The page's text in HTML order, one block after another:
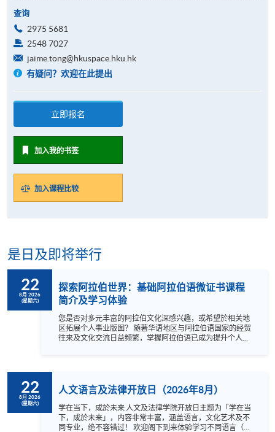
查询
2975 5681
2548 7027
jaime.tong@hkuspace.hku.hk
有疑问？欢迎在此提出
立即报名
加入我的书签
加入课程比较
是日及即将举行
22
8月 2026
(星期六)
探索阿拉伯世界：基础阿拉伯语微证书课程
简介及学习体验
您是否对多元丰富的阿拉伯文化深感兴趣，或希望於相关地
区拓展个人事业版图？ 随著华语地区与阿拉伯语国家的经贸
往来及文化交流日益频繁，掌握阿拉伯语已成为提升个人竞
可获发还款项的名单，是次简介会让您掌握其课程大纲、评
核要求等等； 趣味学习体验： 由导师带领进行互动式「课堂
体验」，亲身感受阿拉伯字母的奥妙、尝试最基础的日常问
候语（如自我介绍与问好），并练习基本发音； 探索阿拉伯
文化： 您可以了解多一点阿拉伯世界的风土人情、基本社交
22
8月 2026
(星期六)
人文语言及法律开放日（2026年8月）
学在当下，成於未来 人文及法律学院开放日主题为「学在当
下，成於未来」，内容非常丰富，涵盖语言，文化艺术及不
同专业，绝不容错过！ 欢迎阁下到来体验学习不同语言（包